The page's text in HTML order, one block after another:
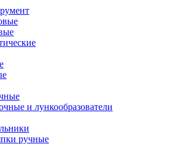
и лункообразователи
ручные